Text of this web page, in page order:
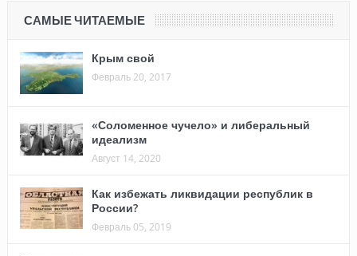
САМЫЕ ЧИТАЕМЫЕ
Крым свой
Февраль 20, 2017
«Соломенное чучело» и либеральный
идеализм
Август 14, 2020
Как избежать ликвидации республик в
России?
Февраль 05, 2019